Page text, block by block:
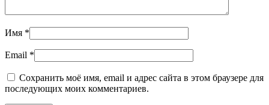
Имя *
Email *
Сохранить моё имя, email и адрес сайта в этом браузере для
последующих моих комментариев.